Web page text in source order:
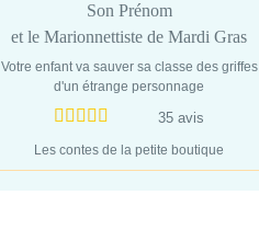
Son Prénom
et le Marionnettiste de Mardi Gras
Votre enfant va sauver sa classe des griffes
d'un étrange personnage
35 avis
Les contes de la petite boutique